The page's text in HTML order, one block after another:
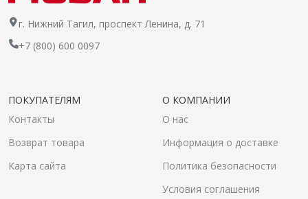
г. Нижний Тагил, проспект Ленина, д. 71
+7 (800) 600 0097
ПОКУПАТЕЛЯМ
Контакты
Возврат товара
Карта сайта
О КОМПАНИИ
О нас
Информация о доставке
Политика безопасности
Условия соглашения